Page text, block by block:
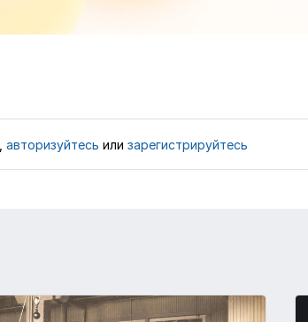
авторизуйтесь или зарегистрируйтесь